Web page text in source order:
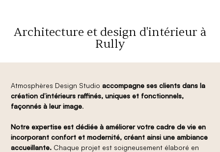
Architecture et design d'intérieur à
Rully
Atmosphères Design Studioaccompagne ses clients dans la
création d’intérieurs raffinés, uniques et fonctionnels,
façonnés à leur image.
Notre expertise est dédiée à améliorer votre cadre de vie en
incorporant confort et modernité, créant ainsi une ambiance
accueillante. Chaque projet est soigneusement élaboré en